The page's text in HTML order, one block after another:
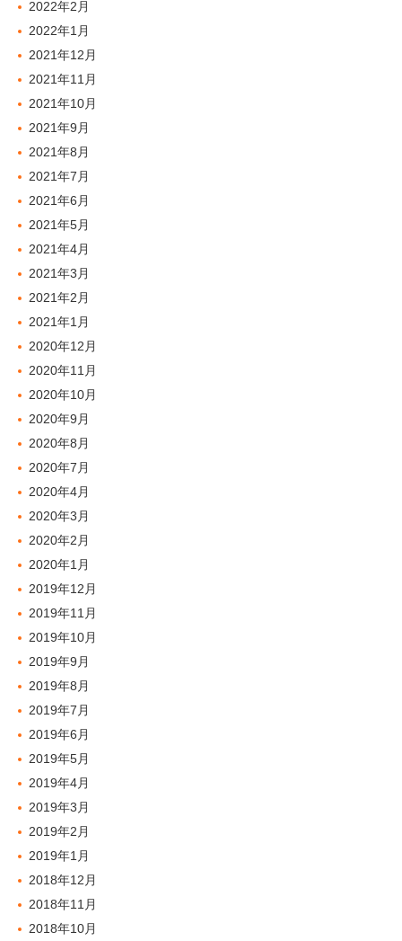
2022年2月
2022年1月
2021年12月
2021年11月
2021年10月
2021年9月
2021年8月
2021年7月
2021年6月
2021年5月
2021年4月
2021年3月
2021年2月
2021年1月
2020年12月
2020年11月
2020年10月
2020年9月
2020年8月
2020年7月
2020年4月
2020年3月
2020年2月
2020年1月
2019年12月
2019年11月
2019年10月
2019年9月
2019年8月
2019年7月
2019年6月
2019年5月
2019年4月
2019年3月
2019年2月
2019年1月
2018年12月
2018年11月
2018年10月